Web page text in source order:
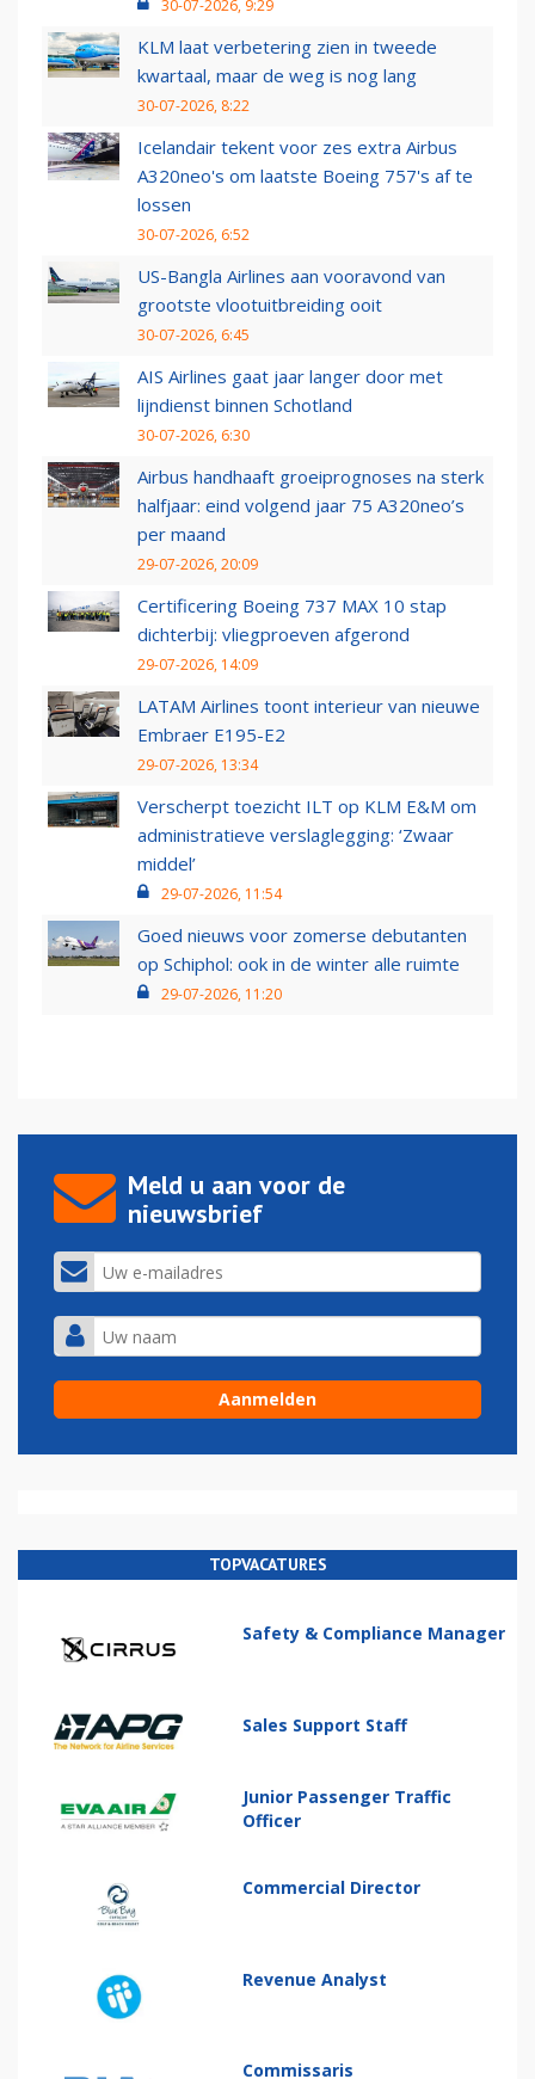
30-07-2026, 9:29
KLM laat verbetering zien in tweede
kwartaal, maar de weg is nog lang
30-07-2026, 8:22
Icelandair tekent voor zes extra Airbus
A320neo's om laatste Boeing 757's af te
lossen
30-07-2026, 6:52
US-Bangla Airlines aan vooravond van
grootste vlootuitbreiding ooit
30-07-2026, 6:45
AIS Airlines gaat jaar langer door met
lijndienst binnen Schotland
30-07-2026, 6:30
Airbus handhaaft groeiprognoses na sterk
halfjaar: eind volgend jaar 75 A320neo’s
per maand
29-07-2026, 20:09
Certificering Boeing 737 MAX 10 stap
dichterbij: vliegproeven afgerond
29-07-2026, 14:09
LATAM Airlines toont interieur van nieuwe
Embraer E195-E2
29-07-2026, 13:34
Verscherpt toezicht ILT op KLM E&M om
administratieve verslaglegging: ‘Zwaar
middel’
29-07-2026, 11:54
Goed nieuws voor zomerse debutanten
op Schiphol: ook in de winter alle ruimte
29-07-2026, 11:20
Meld u aan voor de
nieuwsbrief
TOPVACATURES
Safety & Compliance Manager
Sales Support Staff
Junior Passenger Traffic
Officer
Commercial Director
Revenue Analyst
Commissaris